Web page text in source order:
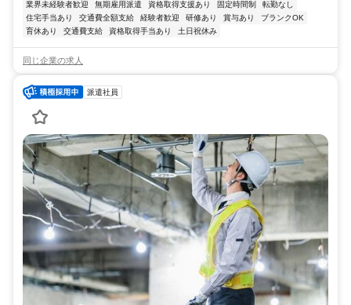
業界未経験者歓迎 無期雇用派遣 資格取得支援あり 固定時間制
転勤なし
住宅手当あり
交通費全額支給 経験者歓迎 研修あり 賞与あり
ブランクOK
育休あり
交通費支給 資格取得手当あり 土日祝休み
同じ企業の求人
派遣社員